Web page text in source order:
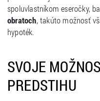
spoluvlastníkom eseročky,
obratoch, takúto možnosť
hypoték.
SVOJE
PREDSTIHU